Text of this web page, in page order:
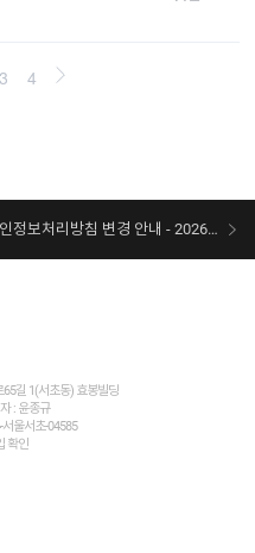
개인정보처리방침 변경 안내 - 2026/07/30 시행
길 1(서초동) 효봉빌딩
: 윤종규
울서초-04585
확인